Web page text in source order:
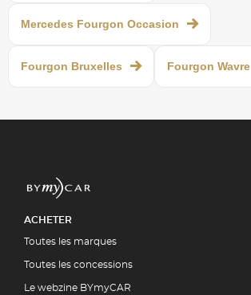
Mercedes Fourgon Occasion
Fourgon Bruxelles Fourgon Wavre
ACHETER
Toutes les marques
Toutes les concessions
Le webzine BYmyCAR